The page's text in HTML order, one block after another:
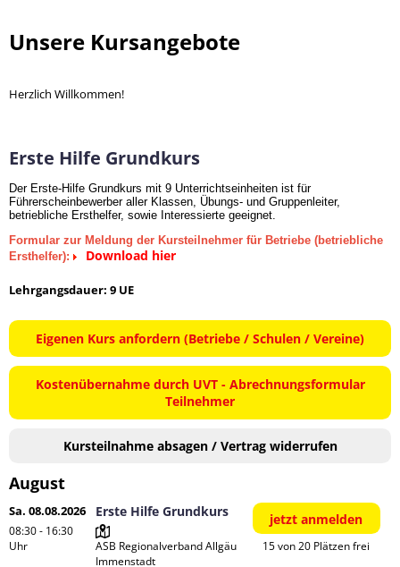
Unsere Kursangebote
Herzlich Willkommen!
Erste Hilfe Grundkurs
Der Erste-Hilfe Grundkurs mit 9 Unterrichtseinheiten ist für
Führerscheinbewerber aller Klassen, Übungs- und Gruppenleiter,
betriebliche Ersthelfer, sowie Interessierte geeignet.
Formular zur Meldung der Kursteilnehmer für Betriebe (betriebliche
Ersthelfer):
Download hier
Lehrgangsdauer: 9 UE
Eigenen Kurs anfordern (Betriebe / Schulen / Vereine)
Kostenübernahme durch UVT - Abrechnungsformular
Teilnehmer
Kursteilnahme absagen / Vertrag widerrufen
August
Sa. 08.08.2026
08:30 - 16:30
Uhr
Erste Hilfe Grundkurs
ASB Regionalverband Allgäu
Immenstadt
jetzt anmelden
15 von 20 Plätzen frei